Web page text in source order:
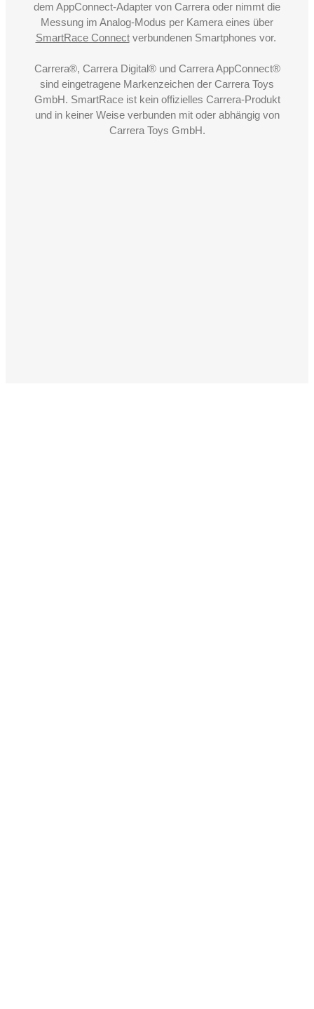
dem AppConnect-Adapter von Carrera oder nimmt die
Messung im Analog-Modus per Kamera eines über
SmartRace Connectverbundenen Smartphones vor.
Carrera®, Carrera Digital® und Carrera AppConnect®
sind eingetragene Markenzeichen der Carrera Toys
GmbH. SmartRace ist kein offizielles Carrera-Produkt
und in keiner Weise verbunden mit oder abhängig von
Carrera Toys GmbH.